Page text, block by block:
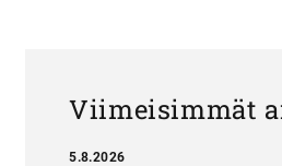
Viimeisimmät
5.8.2026